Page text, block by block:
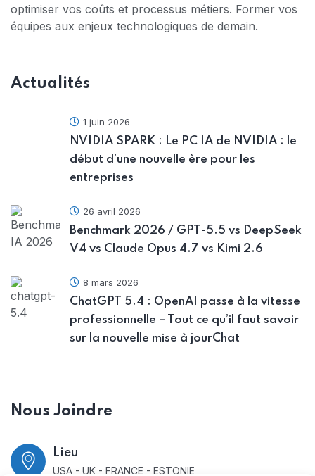
optimiser vos coûts et processus métiers. Former vos
équipes aux enjeux technologiques de demain.
Actualités
1 juin 2026
NVIDIA SPARK : Le PC IA de NVIDIA : le
début d’une nouvelle ère pour les
entreprises
26 avril 2026
Benchmark 2026 / GPT-5.5 vs DeepSeek
V4 vs Claude Opus 4.7 vs Kimi 2.6
8 mars 2026
ChatGPT 5.4 : OpenAI passe à la vitesse
professionnelle – Tout ce qu’il faut savoir
sur la nouvelle mise à jourChat
Nous Joindre
Lieu
USA - UK - FRANCE - ESTONIE